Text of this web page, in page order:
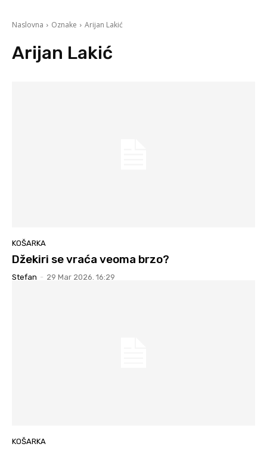
Naslovna Oznake Arijan Lakić
Arijan Lakić
KOŠARKA
Džekiri se vraća veoma brzo?
Stefan - 29 Mar 2026. 16:29
KOŠARKA